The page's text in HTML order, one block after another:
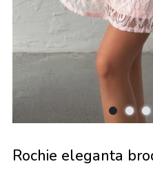
Rochie eleganta